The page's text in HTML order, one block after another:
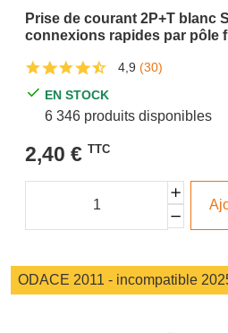
Prise de courant 2P+T blanc
connexions rapides par pôle
4,9 (30)
EN STOCK
6 346 produits disponibles
2,40 € TTC
ODACE 2011 - incompatible